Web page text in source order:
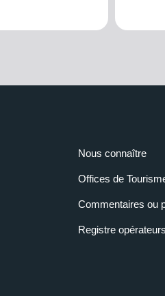
Nous connaître
Offices de
Commentaires ou
Registre